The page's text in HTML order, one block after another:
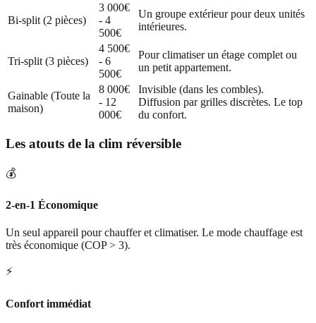
Bi-split (2 pièces)
3 000€
- 4
500€
Un groupe extérieur pour deux unités
intérieures.
Tri-split (3 pièces)
4 500€
- 6
500€
Pour climatiser un étage complet ou
un petit appartement.
Gainable (Toute la
maison)
8 000€
- 12
000€
Invisible (dans les combles).
Diffusion par grilles discrètes. Le top
du confort.
Les atouts de la clim réversible
💰
2-en-1 Économique
Un seul appareil pour chauffer et climatiser. Le mode chauffage est
très économique (COP > 3).
⚡
Confort immédiat